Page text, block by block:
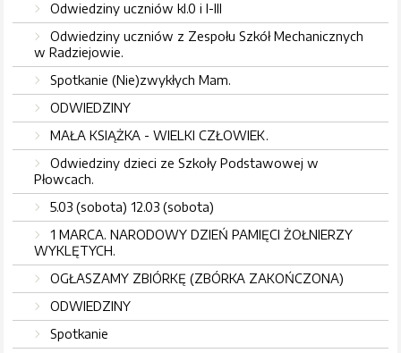
Odwiedziny uczniów kl.0 i I-III
Odwiedziny uczniów z Zespołu Szkół Mechanicznych
w Radziejowie.
Spotkanie (Nie)zwykłych Mam.
ODWIEDZINY
MAŁA KSIĄŻKA - WIELKI CZŁOWIEK.
Odwiedziny dzieci ze Szkoły Podstawowej w
Płowcach.
5.03 (sobota) 12.03 (sobota)
1 MARCA. NARODOWY DZIEŃ PAMIĘCI ŻOŁNIERZY
WYKLĘTYCH.
OGŁASZAMY ZBIÓRKĘ (ZBÓRKA ZAKOŃCZONA)
ODWIEDZINY
Spotkanie